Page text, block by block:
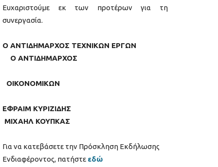
Ευχαριστούμε εκ των προτέρων για τη
συνεργασία.
Ο ΑΝΤΙΔΗΜΑΡΧΟΣ ΤΕΧΝΙΚΩΝ ΕΡΓΩΝ
Ο ΑΝΤΙΔΗΜΑΡΧΟΣ
ΟΙΚΟΝΟΜΙΚΩΝ
ΕΦΡΑΙΜ ΚΥΡΙΖΙΔΗΣ
ΜΙΧΑΗΛ ΚΟΥΠΚΑΣ
Για να κατεβάσετε την Πρόσκληση Εκδήλωσης
Ενδιαφέροντος, πατήστε εδώ